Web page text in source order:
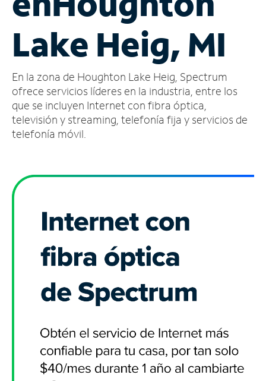
cuenta
Encuentra
tienda
Lake Heig, MI
En la zona de Houghton Lake Heig, Spectrum
ofrece servicios líderes en la industria, entre los
que se incluyen Internet con fibra óptica,
televisión y streaming, telefonía fija y servicios de
telefonía móvil.